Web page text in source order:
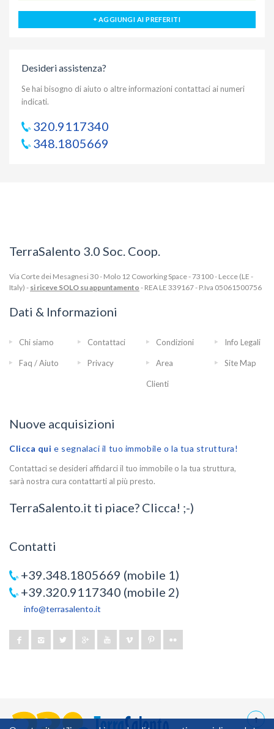
AGGIUNGI AI PREFERITI
Desideri assistenza?
Se hai bisogno di aiuto o altre informazioni contattaci ai numeri
indicati.
320.9117340
348.1805669
TerraSalento 3.0 Soc. Coop.
Via Corte dei Mesagnesi 30 - Molo 12 Coworking Space - 73100 - Lecce (LE -
Italy) - si riceve SOLO su appuntamento - REA LE 339167 - P.Iva 05061500756
Dati & Informazioni
Chi siamo Contattaci Condizioni Info Legali
Faq / Aiuto Privacy Area
Clienti
Site Map
Nuove acquisizioni
Clicca qui e segnalaci il tuo immobile o la tua struttura!
Contattaci se desideri affidarci il tuo immobile o la tua struttura,
sarà nostra cura contattarti al più presto.
TerraSalento.it ti piace? Clicca! ;-)
Contatti
+39.348.1805669 (mobile 1)
+39.320.9117340 (mobile 2)
info@terrasalento.it